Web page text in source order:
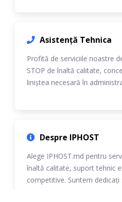
Asistență Tehnica
Profită de serviciile noastre
STOP de înaltă calitate,
liniștea necesară în
Despre IPHOST
Alege IPHOST.md pentru
înaltă calitate, suport tehnic
competitive. Suntem